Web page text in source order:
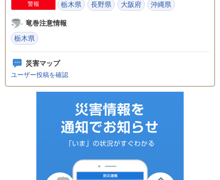
警報 栃木県 長野県 大阪府 沖縄県
竜巻注意情報
栃木県
災害マップ
ユーザー投稿を確認